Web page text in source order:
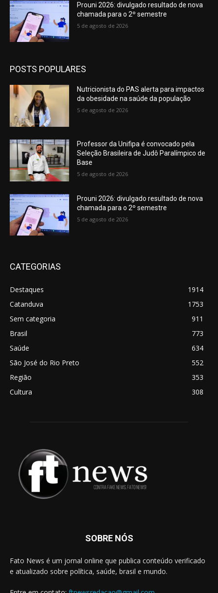
Prouni 2026: divulgado resultado de nova
chamada para o 2º semestre
5 de agosto de 2026
POSTS POPULARES
Nutricionista do PAS alerta para impactos
da obesidade na saúde da população
5 de agosto de 2026
Professor da Unifipa é convocado pela
Seleção Brasileira de Judô Paralímpico de
Base
5 de agosto de 2026
Prouni 2026: divulgado resultado de nova
chamada para o 2º semestre
5 de agosto de 2026
CATEGORIAS
Destaques
1914
Catanduva
1753
Sem categoria
911
Brasil
773
Saúde
634
São José do Rio Preto
552
Região
353
Cultura
308
SOBRE NÓS
Fato News é um jornal online que publica conteúdo verificado
e atualizado sobre política, saúde, brasil e mundo.